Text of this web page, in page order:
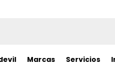
Marcas Servicios